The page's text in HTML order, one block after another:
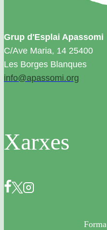
Grup d'Esplai Apassomi
C/Ave Maria, 14 25400
Les Borges Blanques
info@apassomi.org
Xarxes